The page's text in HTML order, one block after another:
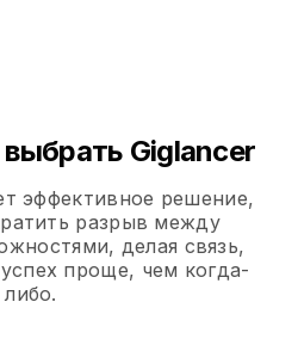
Giglancer
эффективное решение,
разрыв между
делая связь,
проще, чем когда-
либо.